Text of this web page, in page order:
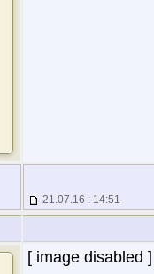
21.07.16 : 14:51
[ image disabled ]